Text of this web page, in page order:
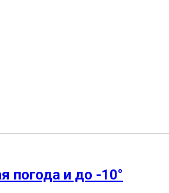
погода и до -10°